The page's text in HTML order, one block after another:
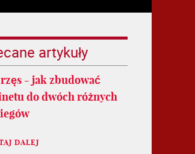
artykuły
- jak zbudować
do dwóch różnych
DALEJ